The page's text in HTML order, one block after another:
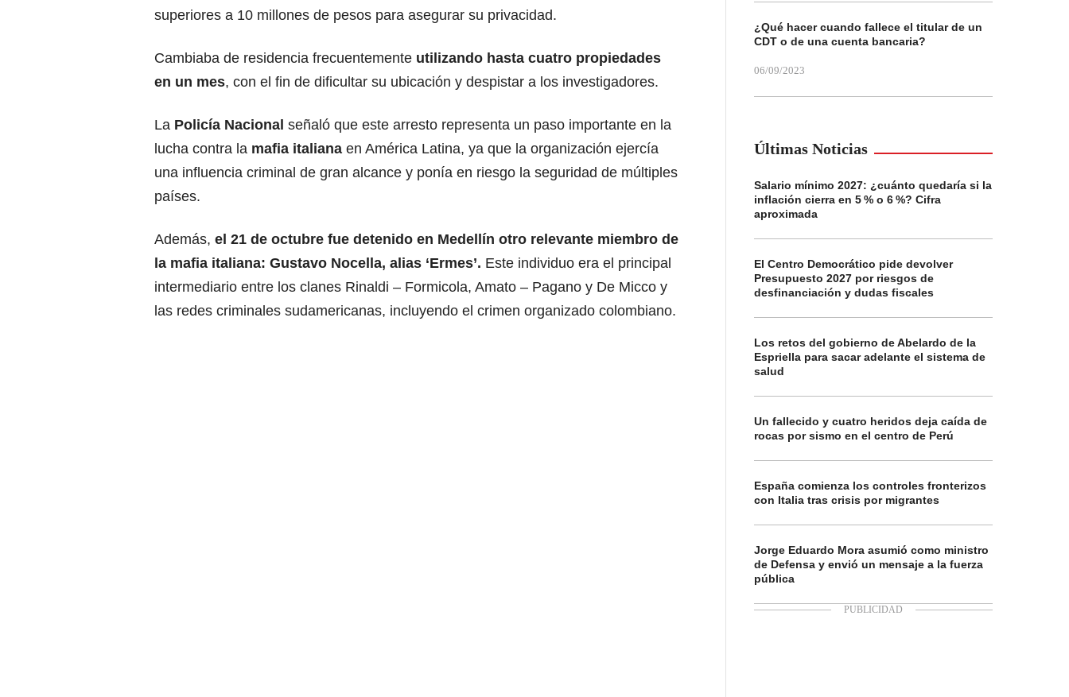
superiores a 10 millones de pesos para asegurar su privacidad.
Cambiaba de residencia frecuentemente utilizando hasta cuatro propiedades
en un mes, con el fin de dificultar su ubicación y despistar a los investigadores.
La Policía Nacional señaló que este arresto representa un paso importante en la
lucha contra la mafia italiana en América Latina, ya que la organización ejercía
una influencia criminal de gran alcance y ponía en riesgo la seguridad de múltiples
países.
Además, el 21 de octubre fue detenido en Medellín otro relevante miembro de
la mafia italiana: Gustavo Nocella, alias ‘Ermes’. Este individuo era el principal
intermediario entre los clanes Rinaldi – Formicola, Amato – Pagano y De Micco y
las redes criminales sudamericanas, incluyendo el crimen organizado colombiano.
¿Qué hacer cuando fallece el titular de un
CDT o de una cuenta bancaria?
06/09/2023
Últimas Noticias
Salario mínimo 2027: ¿cuánto quedaría si la
inflación cierra en 5 % o 6 %? Cifra
aproximada
El Centro Democrático pide devolver
Presupuesto 2027 por riesgos de
desfinanciación y dudas fiscales
Los retos del gobierno de Abelardo de la
Espriella para sacar adelante el sistema de
salud
Un fallecido y cuatro heridos deja caída de
rocas por sismo en el centro de Perú
España comienza los controles fronterizos
con Italia tras crisis por migrantes
Jorge Eduardo Mora asumió como ministro
de Defensa y envió un mensaje a la fuerza
pública